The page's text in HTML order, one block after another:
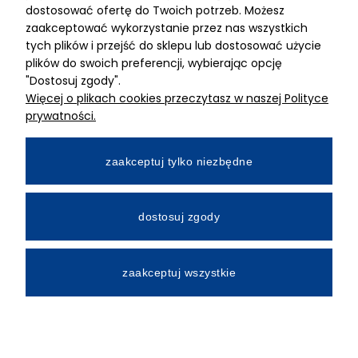
MIMARI sp z o.o.
ul. Kurkowa 12
50-210 Wrocław
Dane rejestracyjne
NIP:8982325327
Wpłacony w całości
Numer konta bankowego
All Rights Reserved © 2026 Mimari.com.pl
dostosować ofertę do Twoich potrzeb. Możesz
zaakceptować wykorzystanie przez nas wszystkich
tych plików i przejść do sklepu lub dostosować użycie
plików do swoich preferencji, wybierając opcję
"Dostosuj zgody".
Więcej o plikach cookies przeczytasz w naszej Polityce
prywatności.
zaakceptuj tylko niezbędne
dostosuj zgody
zaakceptuj wszystkie